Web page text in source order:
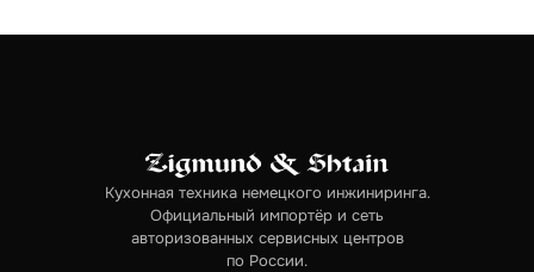
Кухонная техника немецкого инжиниринга.
Официальный импортёр и сеть
авторизованных сервисных центров
по России.